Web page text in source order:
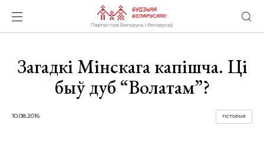
Загадкі Мінскага капішча. Ці
быў дуб “Волатам”?
10.08.2016 ГІСТОРЫЯ